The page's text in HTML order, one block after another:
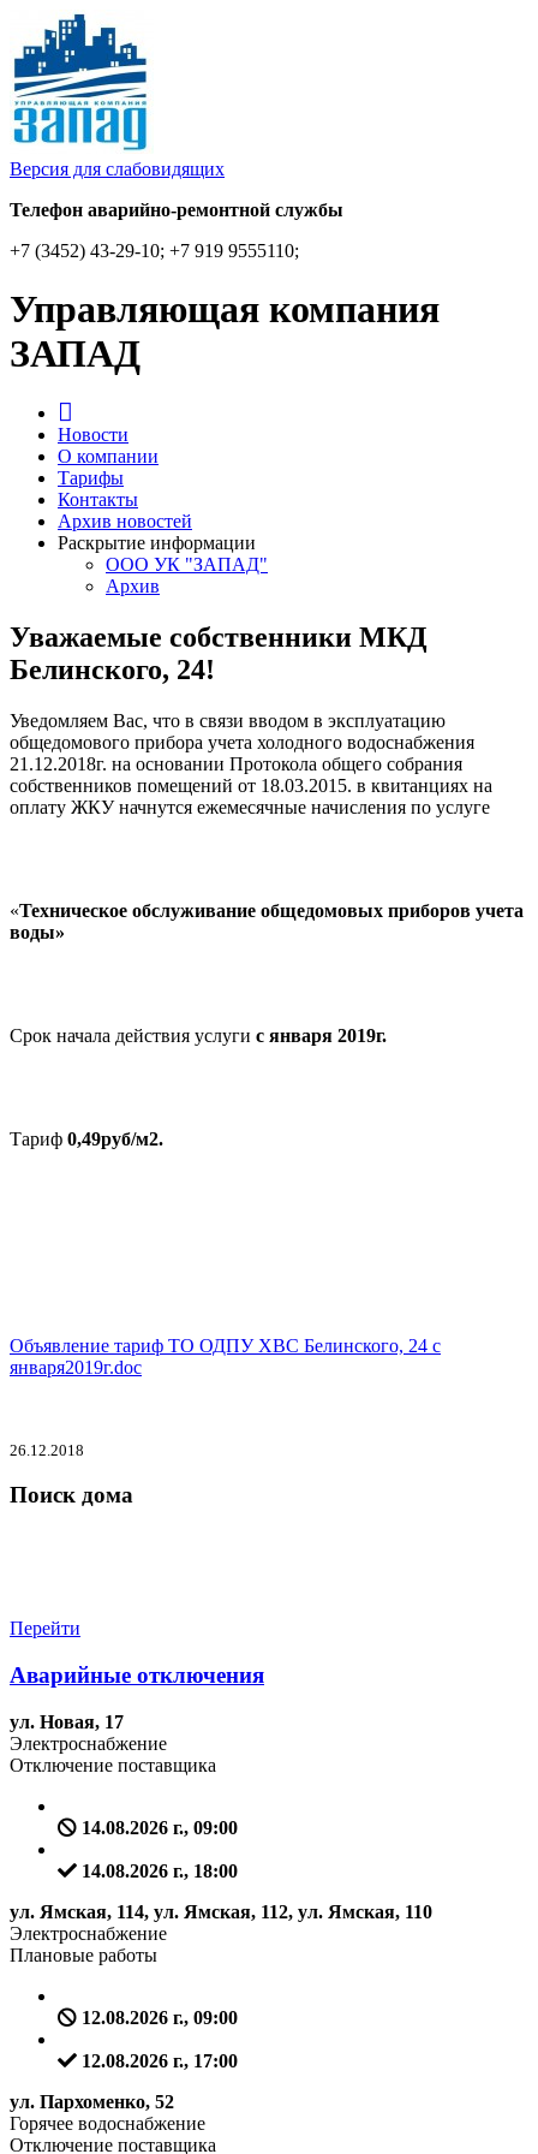
Версия для слабовидящих
Телефон аварийно-ремонтной службы
+7 (3452) 43-29-10; +7 919 9555110;
Управляющая компания
ЗАПАД
Новости
О компании
Тарифы
Контакты
Архив новостей
Раскрытие информации
ООО УК "ЗАПАД"
Архив
Уважаемые собственники МКД
Белинского, 24!
Уведомляем Вас, что в связи вводом в эксплуатацию
общедомового прибора учета холодного водоснабжения
21.12.2018г. на основании Протокола общего собрания
собственников помещений от 18.03.2015. в квитанциях на
оплату ЖКУ начнутся ежемесячные начисления по услуге
«Техническое обслуживание общедомовых приборов учета
воды»
Срок начала действия услуги с января 2019г.
Тариф 0,49руб/м2.
Объявление тариф ТО ОДПУ ХВС Белинского, 24 с
января2019г.doc
26.12.2018
Поиск дома
Перейти
Аварийные отключения
ул. Новая, 17
Электроснабжение
Отключение поставщика
14.08.2026 г., 09:00
14.08.2026 г., 18:00
ул. Ямская, 114, ул. Ямская, 112, ул. Ямская, 110
Электроснабжение
Плановые работы
12.08.2026 г., 09:00
12.08.2026 г., 17:00
ул. Пархоменко, 52
Горячее водоснабжение
Отключение поставщика